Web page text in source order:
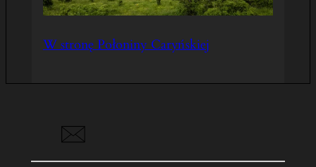
W stronę Połoniny Caryńskiej